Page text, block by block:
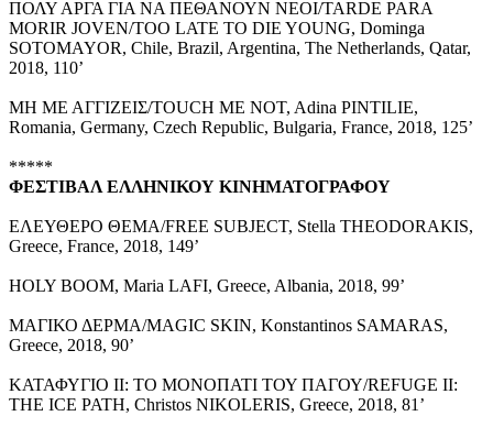
ΠΟΛΥ ΑΡΓΑ ΓΙΑ ΝΑ ΠΕΘΑΝΟΥΝ ΝΕΟΙ/TARDE PARA
MORIR JOVEN/TOO LATE TO DIE YOUNG, Dominga
SOTOMAYOR, Chile, Brazil, Argentina, The Netherlands, Qatar,
2018, 110’
ΜΗ ΜΕ ΑΓΓΙΖΕΙΣ/TOUCH ME NOT, Adina PINTILIE,
Romania, Germany, Czech Republic, Bulgaria, France, 2018, 125’
*****
ΦΕΣΤΙΒΑΛ ΕΛΛΗΝΙΚΟΥ ΚΙΝΗΜΑΤΟΓΡΑΦΟΥ
ΕΛΕΥΘΕΡΟ ΘΕΜΑ/FREE SUBJECT, Stella THEODORAKIS,
Greece, France, 2018, 149’
HOLY BOOM, Maria LAFI, Greece, Albania, 2018, 99’
ΜΑΓΙΚΟ ΔΕΡΜΑ/MAGIC SKIN, Konstantinos SAMARAS,
Greece, 2018, 90’
ΚΑΤΑΦΥΓΙΟ ΙΙ: ΤΟ ΜΟΝΟΠΑΤΙ ΤΟΥ ΠΑΓΟΥ/REFUGE II:
THE ICE PATH, Christos NIKOLERIS, Greece, 2018, 81’